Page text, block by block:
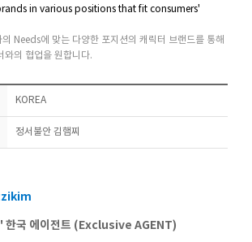
in various positions that fit consumers'
Needs에 맞는 다양한 포지션의 캐릭터 브랜드를 통해
와의 협업을 원합니다.
KOREA
정서불안 김햄찌
한국 에이전트 (Exclusive AGENT)